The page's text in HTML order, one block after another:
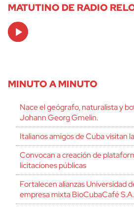
MATUTINO DE RADIO
Audio
Player
MINUTO A MINUTO
Nace el geógrafo, naturalista y
Johann Georg Gmelin.
Italianos amigos de Cuba visitan
Convocan a creación de
licitaciones públicas
Fortalecen alianzas Universidad
empresa mixta BioCubaCafé S.A.